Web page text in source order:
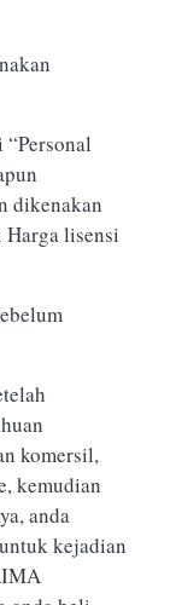
dikenakan
Harga lisensi
komersil,
kemudian
anda
kejadian